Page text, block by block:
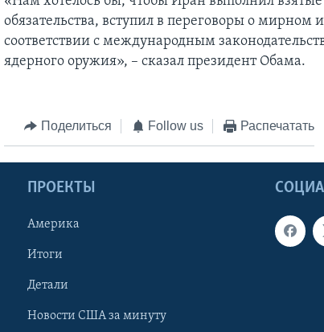
обязательства, вступил в переговоры о мирном
соответствии с международным
ядерного оружия», – сказал президент Обама.
Поделиться Follow us Распечатать
ПРОЕКТЫ
Америка
Итоги
Детали
Новости США за минуту